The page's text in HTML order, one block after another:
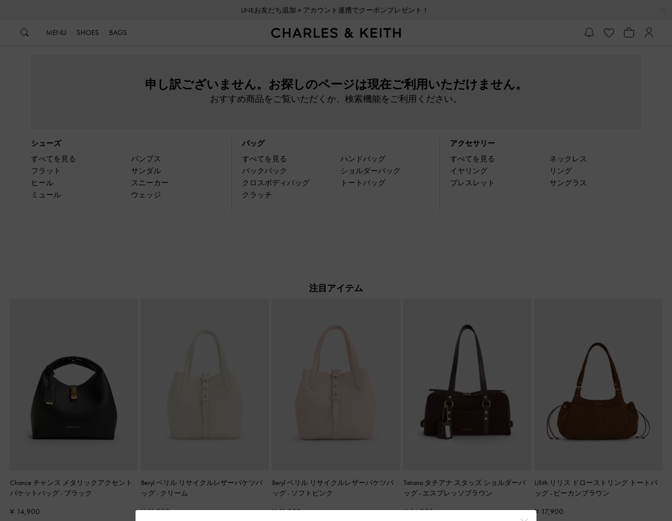
LINEお友だち追加＋アカウント連携でクーポンプレゼント！
MENU SHOES BAGS
申し訳ございません。お探しのページは現在ご利用いただけません。
おすすめ商品をご覧いただくか、検索機能をご利用ください。
シューズ
すべてを見る
フラット
ヒール
ミュール
パンプス
サンダル
スニーカー
ウェッジ
バッグ
すべてを見る
バックパック
クロスボディバッグ
クラッチ
ハンドバッグ
ショルダーバッグ
トートバッグ
アクセサリー
すべてを見る
イヤリング
ブレスレット
ネックレス
リング
サングラス
注目アイテム
Chance チャンス メタリックアクセント
バケットバッグ - ブラック
¥ 14,900
Beryl ベリル リサイクルレザーバケツバ
ッグ - クリーム
¥ 11,900
Beryl ベリル リサイクルレザーバケツバ
ッグ - ソフトピンク
¥ 11,900
Tatiana タチアナ スタッズ ショルダーバ
ッグ - エスプレッソブラウン
¥ 14,900
Lillith リリス ドローストリング トートバ
ッグ - ピーカンブラウン
¥ 17,900